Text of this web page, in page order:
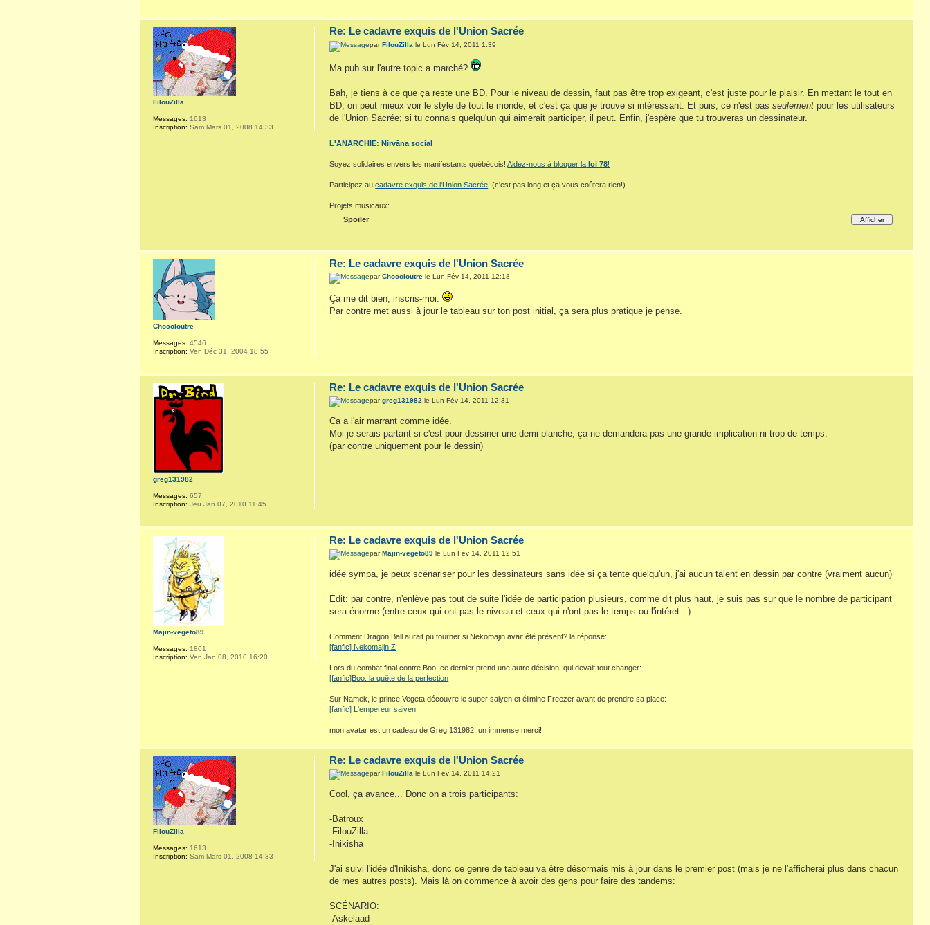
Re: Le cadavre exquis de l'Union Sacrée
parFilouZilla le Lun Fév 14, 2011 1:39
Ma pub sur l'autre topic a marché?
Bah, je tiens à ce que ça reste une BD. Pour le niveau de dessin, faut pas être trop exigeant, c'est juste pour le plaisir. En mettant le tout en
BD, on peut mieux voir le style de tout le monde, et c'est ça que je trouve si intéressant. Et puis, ce n'est passeulement pour les utilisateurs
de l'Union Sacrée; si tu connais quelqu'un qui aimerait participer, il peut. Enfin, j'espère que tu trouveras un dessinateur.
L'ANARCHIE: Nirvāna social
Soyez solidaires envers les manifestants québécois!Aidez-nous à bloquer la loi 78!
Participez aucadavre exquis de l'Union Sacrée! (c'est pas long et ça vous coûtera rien!)
Projets musicaux:
Spoiler
FilouZilla
Messages: 1613
Inscription: Sam Mars 01, 2008 14:33
Re: Le cadavre exquis de l'Union Sacrée
parChocoloutre le Lun Fév 14, 2011 12:18
Ça me dit bien, inscris-moi.
Par contre met aussi à jour le tableau sur ton post initial, ça sera plus pratique je pense.
Chocoloutre
Messages: 4546
Inscription: Ven Déc 31, 2004 18:55
Re: Le cadavre exquis de l'Union Sacrée
pargreg131982 le Lun Fév 14, 2011 12:31
Ca a l'air marrant comme idée.
Moi je serais partant si c'est pour dessiner une demi planche, ça ne demandera pas une grande implication ni trop de temps.
(par contre uniquement pour le dessin)
greg131982
Messages: 657
Inscription: Jeu Jan 07, 2010 11:45
Re: Le cadavre exquis de l'Union Sacrée
parMajin-vegeto89 le Lun Fév 14, 2011 12:51
idée sympa, je peux scénariser pour les dessinateurs sans idée si ça tente quelqu'un, j'ai aucun talent en dessin par contre (vraiment aucun)
Edit: par contre, n'enlève pas tout de suite l'idée de participation plusieurs, comme dit plus haut, je suis pas sur que le nombre de participant
sera énorme (entre ceux qui ont pas le niveau et ceux qui n'ont pas le temps ou l'intéret...)
Comment Dragon Ball aurait pu tourner si Nekomajin avait été présent? la réponse:
[fanfic] Nekomajin Z
Lors du combat final contre Boo, ce dernier prend une autre décision, qui devait tout changer:
[fanfic]Boo: la quête de la perfection
Sur Namek, le prince Vegeta découvre le super saiyen et élimine Freezer avant de prendre sa place:
[fanfic] L'empereur saiyen
mon avatar est un cadeau de Greg 131982, un immense merci!
Majin-vegeto89
Messages: 1801
Inscription: Ven Jan 08, 2010 16:20
Re: Le cadavre exquis de l'Union Sacrée
parFilouZilla le Lun Fév 14, 2011 14:21
Cool, ça avance... Donc on a trois participants:
-Batroux
-FilouZilla
-Inikisha
J'ai suivi l'idée d'Inikisha, donc ce genre de tableau va être désormais mis à jour dans le premier post (mais je ne l'afficherai plus dans chacun
de mes autres posts). Mais là on commence à avoir des gens pour faire des tandems:
SCÉNARIO:
-Askelaad
FilouZilla
Messages: 1613
Inscription: Sam Mars 01, 2008 14:33